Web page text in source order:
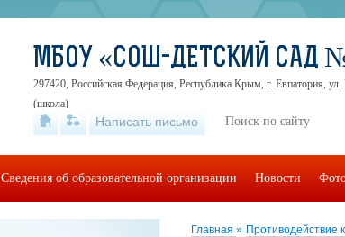
Главная » Противодействие
МБОУ «СОШ-ДЕТСКИЙ САД
297420, Российская Федерация, Республика Крым, г. Евпатория,
(школа)
Написать письмо
Сведения об образовательной организации Новости